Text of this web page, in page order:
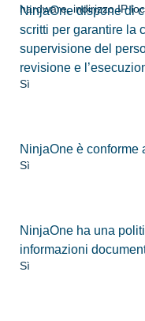
hardware, indirizzo IP
NinjaOne dispone di
scritti per garantire la
supervisione del
revisione e
Sì
NinjaOne è conforme
Sì
NinjaOne ha una
informazioni
Sì